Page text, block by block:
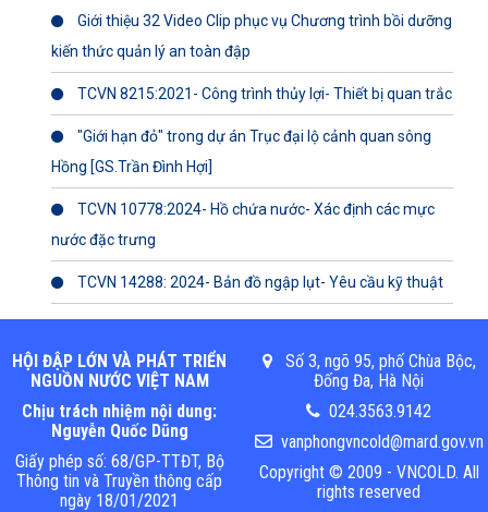
Giới thiệu 32 Video Clip phục vụ Chương trình bồi dưỡng
kiến thức quản lý an toàn đập
TCVN 8215:2021- Công trình thủy lợi- Thiết bị quan trắc
"Giới hạn đỏ" trong dự án Trục đại lộ cảnh quan sông
Hồng [GS.Trần Đình Hợi]
TCVN 10778:2024- Hồ chứa nước- Xác định các mực
nước đặc trưng
TCVN 14288: 2024- Bản đồ ngập lụt- Yêu cầu kỹ thuật
HỘI ĐẬP LỚN VÀ PHÁT TRIỂN
NGUỒN NƯỚC VIỆT NAM
Chịu trách nhiệm nội dung:
Nguyễn Quốc Dũng
Giấy phép số: 68/GP-TTĐT, Bộ
Thông tin và Truyền thông cấp
ngày 18/01/2021
Số 3, ngõ 95, phố Chùa Bộc,
Đống Đa, Hà Nội
024.3563.9142
vanphongvncold@mard.gov.vn
Copyright © 2009 - VNCOLD. All
rights reserved